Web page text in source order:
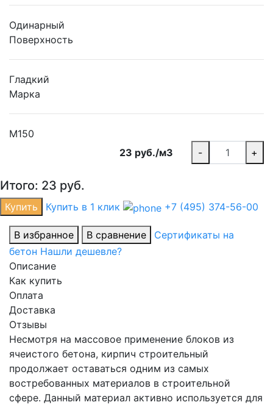
Одинарный
Поверхность
Гладкий
Марка
М150
23 руб./м3
- +
Итого: 23 руб.
Купить Купить в 1 клик +7 (495) 374-56-00
В избранное В сравнение
Сертификаты на
бетон Нашли дешевле?
Описание
Как купить
Оплата
Доставка
Отзывы
Несмотря на массовое применение блоков из
ячеистого бетона, кирпич строительный
продолжает оставаться одним из самых
востребованных материалов в строительной
сфере. Данный материал активно используется для